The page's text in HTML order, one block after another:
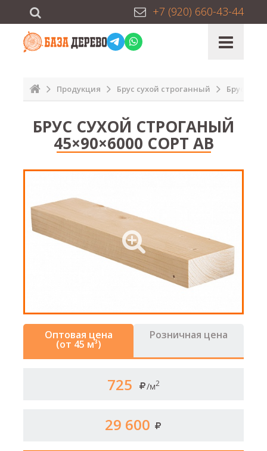
+7 (920) 660-43-44
Продукция Брус сухой строганный Брус
БРУС СУХОЙ СТРОГАНЫЙ
45×90×6000 СОРТ АВ
Оптовая цена
(от 45 м³)
Розничная цена
725 /м2
29 600